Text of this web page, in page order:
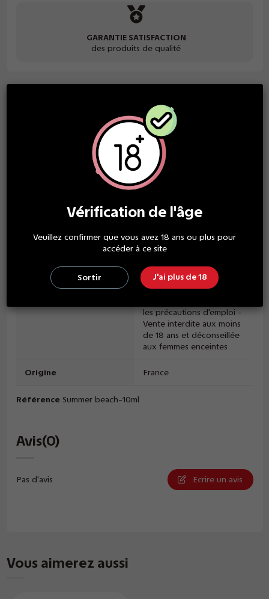
GARANTIE SATISFACTION
des produits de qualité
mangue, goûtue, fraîche et sucrée.
Ce produit n’est garanti conforme qu’à la réglementation
française – voir article 11 des conditions Générales de vente.
Composition 50% PG - 50% VG
Recommandations
E-liquide et nicotine :
les précautions d'emploi -
Vente interdite aux moins
de 18 ans et déconseillée
aux femmes enceintes
Origine France
Référence Summer beach-10ml
Avis(0)
Pas d'avis Ecrire un avis
Vous aimerez aussi
Vérification de l'âge
Veuillez confirmer que vous avez 18 ans ou plus pour
accéder à ce site
Sortir J'ai plus de 18